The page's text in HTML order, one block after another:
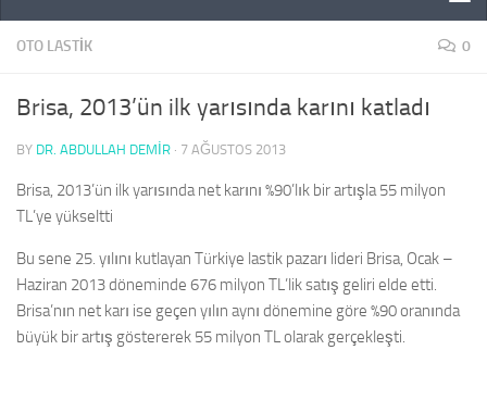
OTO LASTIK 0
Brisa, 2013’ün ilk yarısında karını katladı
BY DR. ABDULLAH DEMİR · 7 AĞUSTOS 2013
Brisa, 2013’ün ilk yarısında net karını %90’lık bir artışla 55 milyon
TL’ye yükseltti
Bu sene 25. yılını kutlayan Türkiye lastik pazarı lideri Brisa, Ocak –
Haziran 2013 döneminde 676 milyon TL’lik satış geliri elde etti.
Brisa’nın net karı ise geçen yılın aynı dönemine göre %90 oranında
büyük bir artış göstererek 55 milyon TL olarak gerçekleşti.